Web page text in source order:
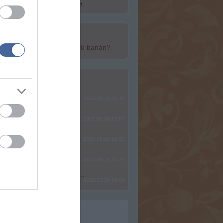
fel a Szabadság Szigetén.
egészséges a népszerű banán?
top fórum témák:
mindjárt lesz Lillád!
SOHA NEM KÉSŐ
Ide minden baromságot...